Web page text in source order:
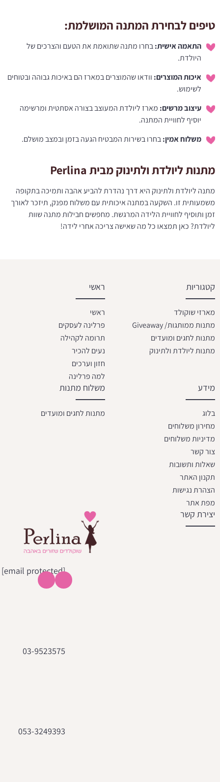
טיפים לבחירת המתנה המושלמת:
התאמה אישית:בחרו מתנה שתואמת את הטעם והצרכים של
היולדת.​
איכות המוצרים: וודאו שהמוצרים במארז הם באיכות גבוהה ובטוחים
לשימוש.​
עיצוב מרשים: מארז ליולדת המעוצב בצורה אסתטית ומרשימה
יוסיף לחוויית המתנה.​
משלוח אמין:בחרו בשירות המבטיח הגעה בזמן ובמצב מושלם.​
מתנות ליולדת ולתינוק מבית Perlina
מתנה ליולדת ולתינוק היא דרך נהדרת להביע אהבה ותמיכה בתקופה
משמעותית זו. השקעה במתנה איכותית עם משלוח מפנק, תיזכר לאורך
זמן ותוסיף לחוויית הלידה המרגשת. מחפשים חבילות מתנה שוות
ליולדת? כאן תמצאו כל מה שאישה צריכה אחרי לידה!
קטגוריות
מארזי שוקולד
מתנות ממותגות/ Giveaway
מתנות לחגים ומועדים
מתנות ליולדת ולתינוק
ראשי
ראשי
פרלינה לעסקים
תרומה לקהילה
נעים להכיר
חזון וערכים
למה פרלינה
מידע
בלוג
מחירון משלוחים
מדיניות משלוחים
צור קשר
שאלות ותשובות
תקנון האתר
הצהרת נגישות
מפת אתר
משלוח מתנות
מתנות לחגים ומועדים
יצירת קשר
[email protected]
03-9523575
053-3249393